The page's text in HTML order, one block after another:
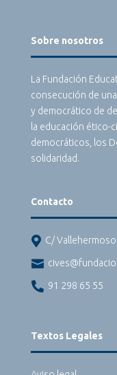
Sobre nosotros
La Fundación
consecución de
y democrático de
la educación ético-
democráticos, los
solidaridad.
Contacto
 C/

 91 298 65 55
Textos Legales